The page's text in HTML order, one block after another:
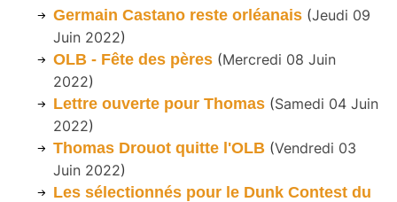
Germain Castano reste orléanais (Jeudi 09
Juin 2022)
OLB - Fête des pères (Mercredi 08 Juin
2022)
Lettre ouverte pour Thomas (Samedi 04 Juin
2022)
Thomas Drouot quitte l'OLB (Vendredi 03
Juin 2022)
Les sélectionnés pour le Dunk Contest du